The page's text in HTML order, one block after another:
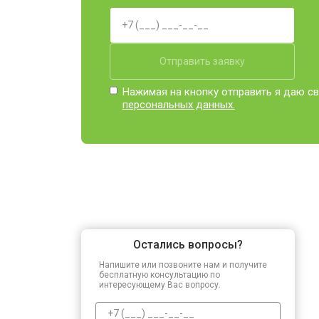
Прошивка BIOS
Замена северного моста
Отправить заявку
Нажимая на кнопку отправить я даю
персональных данных.
Остались вопросы?
Напишите или позвоните нам и получите
бесплатную консультацию по
интересующему Вас вопросу.